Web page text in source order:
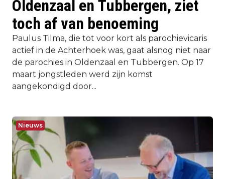
Oldenzaal en Tubbergen, ziet
toch af van benoeming
Paulus Tilma, die tot voor kort als parochievicaris
actief in de Achterhoek was, gaat alsnog niet naar
de parochies in Oldenzaal en Tubbergen. Op 17
maart jongstleden werd zijn komst
aangekondigd door...
Nieuws